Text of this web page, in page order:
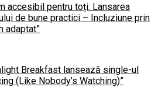
accesibil pentru toți: Lansarea
de bune practici – Incluziune prin
adaptat”
Breakfast lansează single-ul
(Like Nobody’s Watching)”